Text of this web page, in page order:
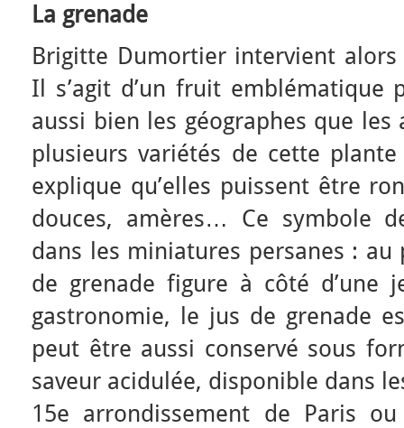
La grenade
Brigitte Dumortier intervient
Il s’agit d’un fruit emblématique
aussi bien les géographes que
plusieurs variétés de cette
explique qu’elles puissent être
douces, amères… Ce symbole
dans les miniatures persanes :
de grenade figure à côté d’une
gastronomie, le jus de grenade
peut être aussi conservé sous
saveur acidulée, disponible dans
15e arrondissement de Paris